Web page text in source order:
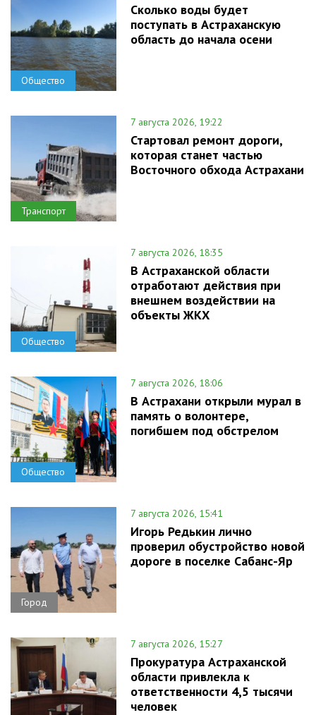
Общество
Сколько воды будет
поступать в Астраханскую
область до начала осени
Транспорт
7 августа 2026, 19:22
Стартовал ремонт дороги,
которая станет частью
Восточного обхода Астрахани
Общество
7 августа 2026, 18:35
В Астраханской области
отработают действия при
внешнем воздействии на
объекты ЖКХ
Общество
7 августа 2026, 18:06
В Астрахани открыли мурал в
память о волонтере,
погибшем под обстрелом
Город
7 августа 2026, 15:41
Игорь Редькин лично
проверил обустройство новой
дороге в поселке Сабанс-Яр
7 августа 2026, 15:27
Прокуратура Астраханской
области привлекла к
ответственности 4,5 тысячи
человек